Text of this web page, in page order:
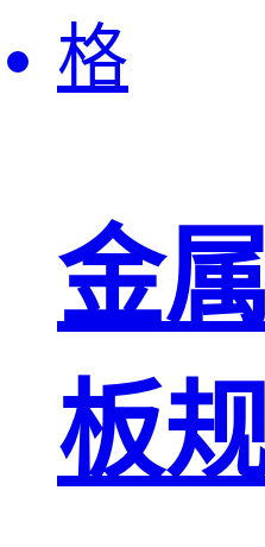
金
板